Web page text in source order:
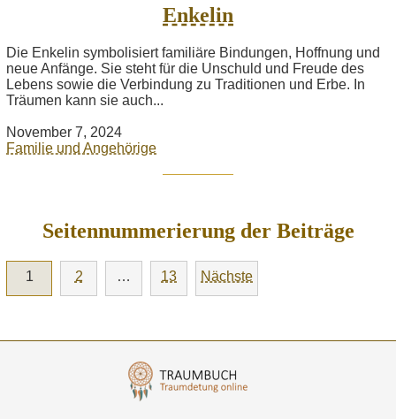
Enkelin
Die Enkelin symbolisiert familiäre Bindungen, Hoffnung und
neue Anfänge. Sie steht für die Unschuld und Freude des
Lebens sowie die Verbindung zu Traditionen und Erbe. In
Träumen kann sie auch...
November 7, 2024
Familie und Angehörige
Seitennummerierung der Beiträge
1 2 … 13 Nächste